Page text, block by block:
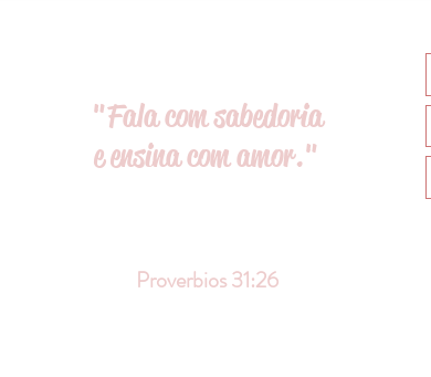
"Fala com sabedoria
e ensina com amor."
Proverbios 31:26